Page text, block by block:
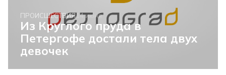
ПРОИСШЕСТВИЯ14 июня
Из Круглого пруда в
Петергофе достали тела двух
девочек